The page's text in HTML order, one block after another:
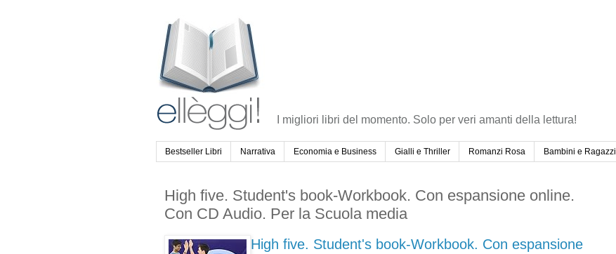
I migliori libri del momento. Solo per veri amanti della lettura!
Bestseller Libri Narrativa Economia e Business Gialli e Thriller Romanzi Rosa Bambini e Ragazzi
High five. Student's book-Workbook. Con espansione online.
Con CD Audio. Per la Scuola media
High five. Student's book-Workbook. Con espansione